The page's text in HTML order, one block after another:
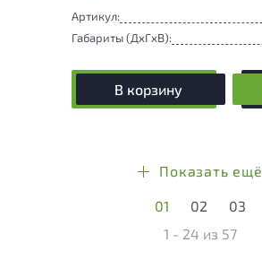
Артикул:
Габариты (ДxГxВ):
В корзину
Показать ещё
01 02
03
1 - 24 из 57